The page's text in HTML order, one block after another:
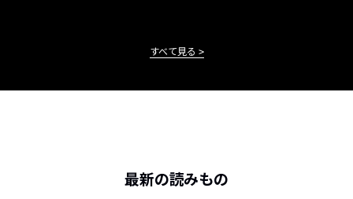
すべて見る
最新の読みもの